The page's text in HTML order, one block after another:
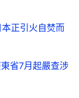
正引火自焚而
省7月起嚴查涉